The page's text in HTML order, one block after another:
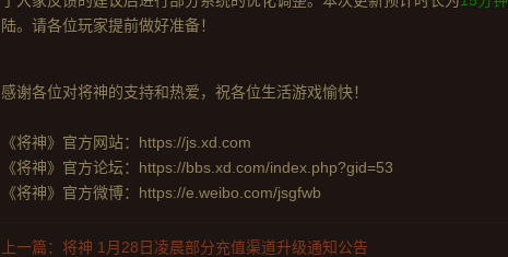
陆。请各位玩家提前做好准备！
感谢各位对将神的支持和热爱，祝各位生活游戏愉快！
《将神》官方网站：https://js.xd.com
《将神》官方论坛：https://bbs.xd.com/index.php?gid=53
《将神》官方微博：https://e.weibo.com/jsgfwb
上一篇：将神 1月28日凌晨部分充值渠道升级通知公告